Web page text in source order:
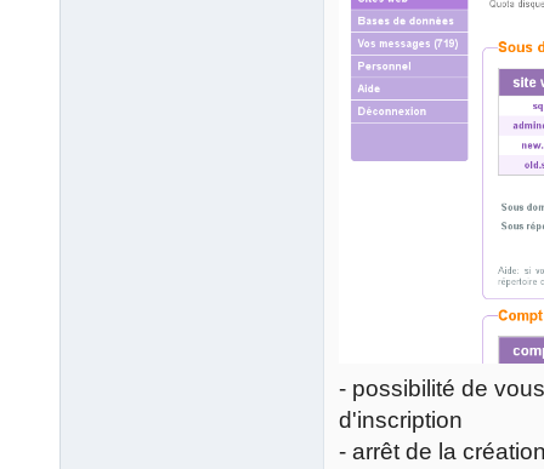
- possibilité de
d'inscription
- arrêt de la